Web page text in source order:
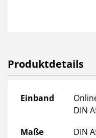
Produktdetails
Produktdetails
Einband
DIN
Maße
DIN